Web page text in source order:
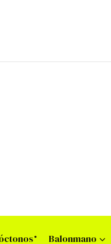
Balonmano